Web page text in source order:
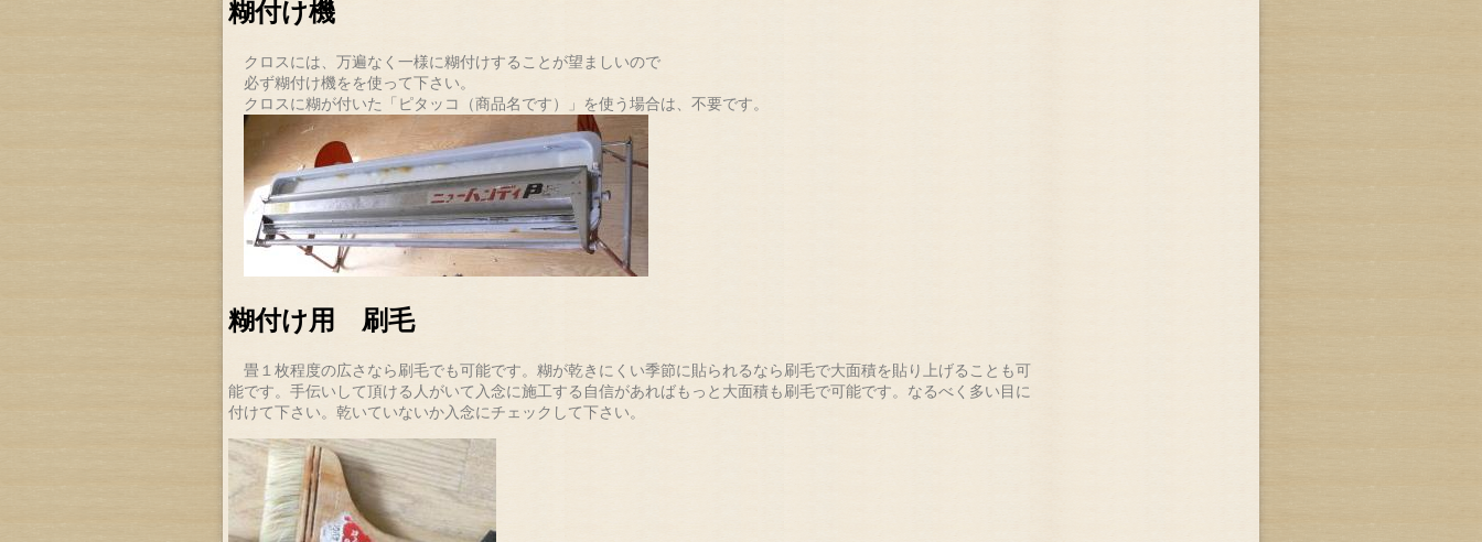
糊付け機
クロスには、万遍なく一様に糊付けすることが望ましいので
必ず糊付け機をを使って下さい。
クロスに糊が付いた「ピタッコ（商品名です）」を使う場合は、不要です。
糊付け用 刷毛
畳１枚程度の広さなら刷毛でも可能です。糊が乾きにくい季節に貼られるなら刷毛で大面積を貼り上げることも可
能です。手伝いして頂ける人がいて入念に施工する自信があればもっと大面積も刷毛で可能です。なるべく多い目に
付けて下さい。乾いていないか入念にチェックして下さい。